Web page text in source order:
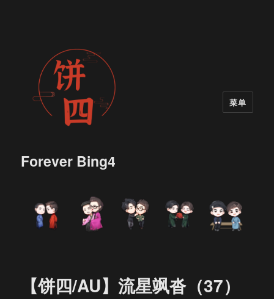
Forever Bing4
菜单
【饼四/AU】流星飒沓（37）